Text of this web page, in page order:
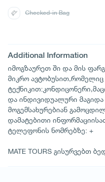
Additional Information
იმოგზაურეთ ში და მის
მიკრო
და ინდივიდუალური
მოგემსახურებიან
დამატებითი
ტელეფონის ნომრებზე: +
MATE TOURS გისურვებთ
Checked-in Bag